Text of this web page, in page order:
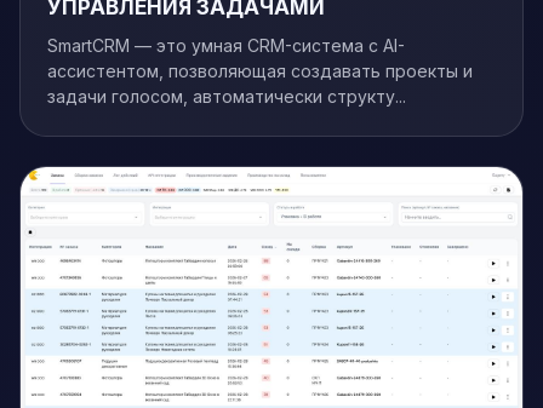
УПРАВЛЕНИЯ ЗАДАЧАМИ
SmartCRM — это умная CRM-система с AI-
ассистентом, позволяющая создавать проекты и
задачи голосом, автоматически структу...